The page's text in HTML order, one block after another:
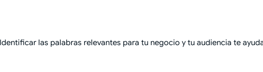
las palabras relevantes para tu negocio y tu audiencia te